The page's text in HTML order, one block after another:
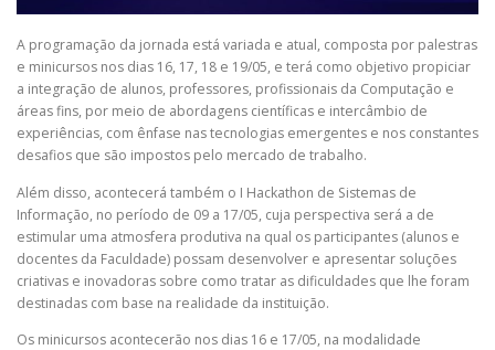
A programação da jornada está variada e atual, composta por palestras
e minicursos nos dias 16, 17, 18 e 19/05, e terá como objetivo propiciar
a integração de alunos, professores, profissionais da Computação e
áreas fins, por meio de abordagens científicas e intercâmbio de
experiências, com ênfase nas tecnologias emergentes e nos constantes
desafios que são impostos pelo mercado de trabalho.
Além disso, acontecerá também o I Hackathon de Sistemas de
Informação, no período de 09 a 17/05, cuja perspectiva será a de
estimular uma atmosfera produtiva na qual os participantes (alunos e
docentes da Faculdade) possam desenvolver e apresentar soluções
criativas e inovadoras sobre como tratar as dificuldades que lhe foram
destinadas com base na realidade da instituição.
Os minicursos acontecerão nos dias 16 e 17/05, na modalidade